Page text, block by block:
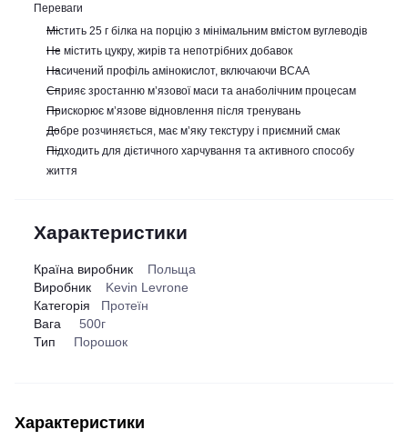
Переваги
Містить 25 г білка на порцію з мінімальним вмістом вуглеводів
Не містить цукру, жирів та непотрібних добавок
Насичений профіль амінокислот, включаючи BCAA
Сприяє зростанню м’язової маси та анаболічним процесам
Прискорює м’язове відновлення після тренувань
Добре розчиняється, має м’яку текстуру і приємний смак
Підходить для дієтичного харчування та активного способу
життя
Характеристики
Країна виробник Польща
Виробник Kevin Levrone
Категорія Протеїн
Вага 500г
Тип Порошок
Характеристики